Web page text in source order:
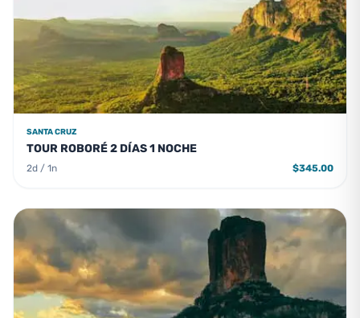
SANTA CRUZ
TOUR ROBORÉ 2 DÍAS 1 NOCHE
2d / 1n $345.00